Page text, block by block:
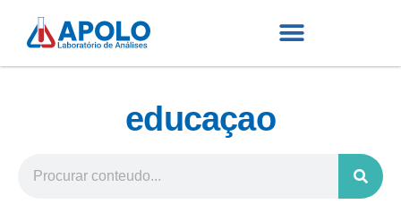
educaçao